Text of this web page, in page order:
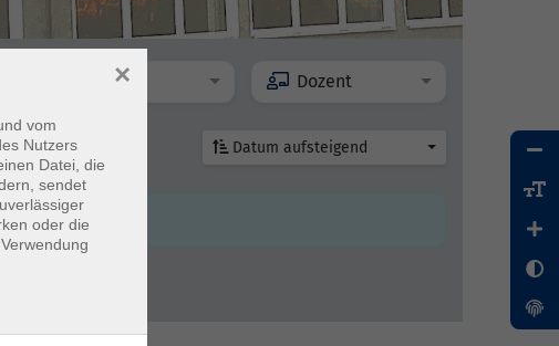
Dozent
Datum aufsteigend
vom
Nutzers
Datei, die
sendet
oder die
×